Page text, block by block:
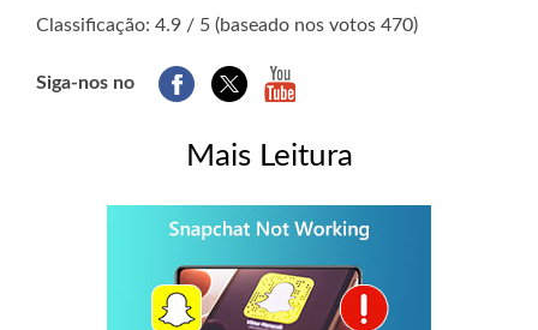
Classificação: 4.9 / 5 (baseado nos votos 470)
Siga-nos no
Mais Leitura